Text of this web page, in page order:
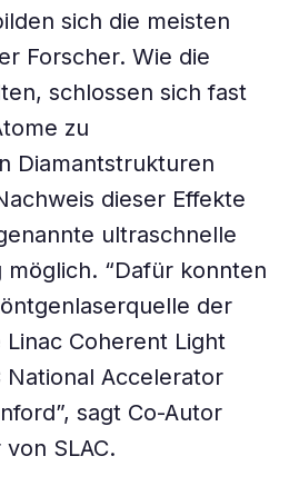
sich die meisten
Forscher. Wie die
schlossen sich fast
zu
Diamantstrukturen
dieser Effekte
ultraschnelle
möglich. “Dafür konnten
der
Coherent Light
National Accelerator
sagt Co-Autor
SLAC.